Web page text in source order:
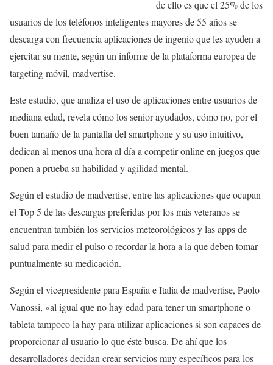
de ello es que el 25% de los
usuarios de los teléfonos inteligentes mayores de 55 años se
descarga con frecuencia aplicaciones de ingenio que les ayuden a
ejercitar su mente, según un informe de la plataforma europea de
targeting móvil, madvertise.
Este estudio, que analiza el uso de aplicaciones entre usuarios de
mediana edad, revela cómo los senior ayudados, cómo no, por el
buen tamaño de la pantalla del smartphone y su uso intuitivo,
dedican al menos una hora al día a competir online en juegos que
ponen a prueba su habilidad y agilidad mental.
Según el estudio de madvertise, entre las aplicaciones que ocupan
el Top 5 de las descargas preferidas por los más veteranos se
encuentran también los servicios meteorológicos y las apps de
salud para medir el pulso o recordar la hora a la que deben tomar
puntualmente su medicación.
Según el vicepresidente para España e Italia de madvertise, Paolo
Vanossi, «al igual que no hay edad para tener un smartphone o
tableta tampoco la hay para utilizar aplicaciones si son capaces de
proporcionar al usuario lo que éste busca. De ahí que los
desarrolladores decidan crear servicios muy específicos para los